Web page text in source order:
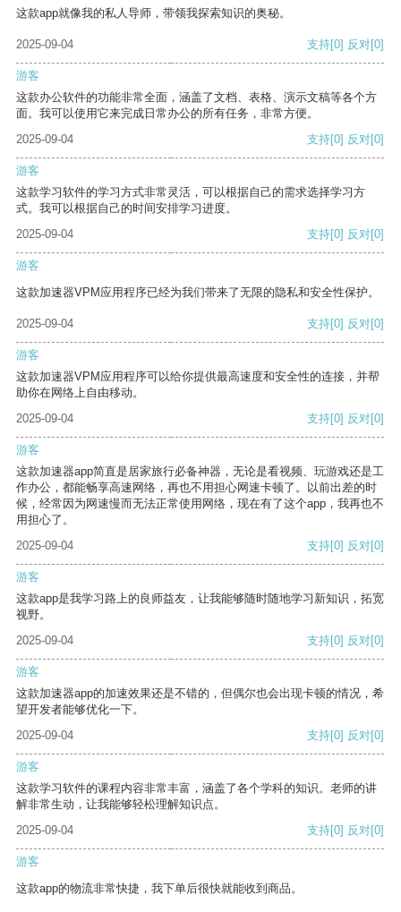
这款app就像我的私人导师，带领我探索知识的奥秘。
2025-09-04 支持[0] 反对[0]
游客
这款办公软件的功能非常全面，涵盖了文档、表格、演示文稿等各个方
面。我可以使用它来完成日常办公的所有任务，非常方便。
2025-09-04
支持[0] 反对[0]
游客
这款学习软件的学习方式非常灵活，可以根据自己的需求选择学习方
式。我可以根据自己的时间安排学习进度。
2025-09-04
支持[0] 反对[0]
游客
这款加速器VPM应用程序已经为我们带来了无限的隐私和安全性保护。
2025-09-04 支持[0] 反对[0]
游客
这款加速器VPM应用程序可以给你提供最高速度和安全性的连接，并帮
助你在网络上自由移动。
2025-09-04
支持[0] 反对[0]
游客
这款加速器app简直是居家旅行必备神器，无论是看视频、玩游戏还是工
作办公，都能畅享高速网络，再也不用担心网速卡顿了。以前出差的时
候，经常因为网速慢而无法正常使用网络，现在有了这个app，我再也不
用担心了。
2025-09-04
支持[0] 反对[0]
游客
这款app是我学习路上的良师益友，让我能够随时随地学习新知识，拓宽
视野。
2025-09-04
支持[0] 反对[0]
游客
这款加速器app的加速效果还是不错的，但偶尔也会出现卡顿的情况，希
望开发者能够优化一下。
2025-09-04
支持[0] 反对[0]
游客
这款学习软件的课程内容非常丰富，涵盖了各个学科的知识。老师的讲
解非常生动，让我能够轻松理解知识点。
2025-09-04
支持[0] 反对[0]
游客
这款app的物流非常快捷，我下单后很快就能收到商品。